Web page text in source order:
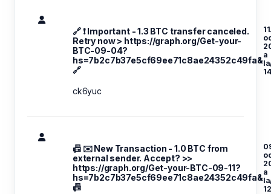
🔗 ❗ Important - 1.3 BTC transfer canceled.
Retry now > https://graph.org/Get-your-
BTC-09-04?
hs=7b2c7b37e5cf69ee71c8ae24352c49fa&
🔗
a
ck6yuc
📠 ✉️ New Transaction - 1.0 BTC from
external sender. Accept? >>
https://graph.org/Get-your-BTC-09-11?
hs=7b2c7b37e5cf69ee71c8ae24352c49fa&
📠
a